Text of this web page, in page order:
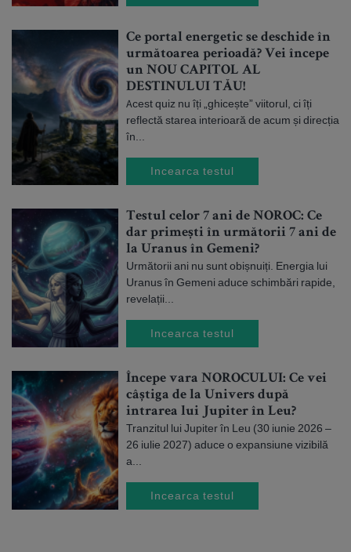
Ce portal energetic se deschide în
următoarea perioadă? Vei începe
un NOU CAPITOL AL
DESTINULUI TĂU!
Acest quiz nu îți „ghicește” viitorul, ci îți
reflectă starea interioară de acum și direcția
în...
Incearca testul
Testul celor 7 ani de NOROC: Ce
dar primești în următorii 7 ani de
la Uranus în Gemeni?
Următorii ani nu sunt obișnuiți. Energia lui
Uranus în Gemeni aduce schimbări rapide,
revelații...
Incearca testul
Începe vara NOROCULUI: Ce vei
câștiga de la Univers după
intrarea lui Jupiter în Leu?
Tranzitul lui Jupiter în Leu (30 iunie 2026 –
26 iulie 2027) aduce o expansiune vizibilă
a...
Incearca testul